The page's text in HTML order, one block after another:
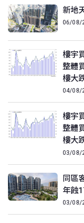
新地
06/08/
樓宇
整體買賣回
04/08/
樓宇
整體買賣回
03/08/
同區
年蝕
03/08/